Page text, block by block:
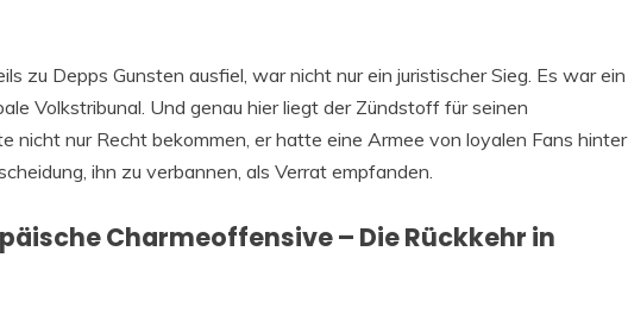
zu Depps Gunsten ausfiel, war nicht nur ein juristischer Sieg. Es war ein
Volkstribunal. Und genau hier liegt der Zündstoff für seinen
nicht nur Recht bekommen, er hatte eine Armee von loyalen Fans hinter
ihn zu verbannen, als Verrat empfanden.
Charmeoffensive – Die Rückkehr in